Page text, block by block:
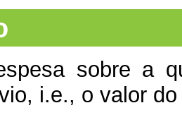
sobre a
i.e., o valor